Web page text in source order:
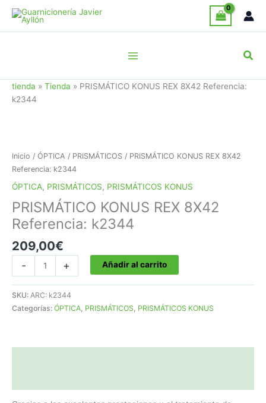
contenido
tienda » Tienda » PRISMÁTICO KONUS REX 8X42 Referencia:
k2344
Inicio / ÓPTICA / PRISMÁTICOS / PRISMÁTICO KONUS REX 8X42
Referencia: k2344
ÓPTICA, PRISMÁTICOS, PRISMÁTICOS KONUS
PRISMÁTICO KONUS REX 8X42
Referencia: k2344
209,00€
-
PRISMÁTICO
KONUS
REX
8X42
Referencia:
+ Añadir al carrito
SKU: ARC: k2344
Categorías: ÓPTICA PRISMÁTICOS PRISMÁTICOS KONUS